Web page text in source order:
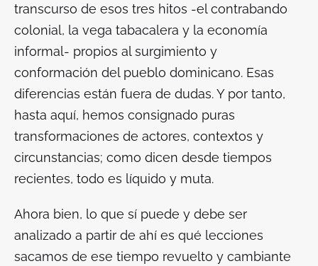
transcurso de esos tres hitos -el contrabando
colonial, la vega tabacalera y la economía
informal- propios al surgimiento y
conformación del pueblo dominicano. Esas
diferencias están fuera de dudas. Y por tanto,
hasta aquí, hemos consignado puras
transformaciones de actores, contextos y
circunstancias; como dicen desde tiempos
recientes, todo es líquido y muta.
Ahora bien, lo que sí puede y debe ser
analizado a partir de ahí es qué lecciones
sacamos de ese tiempo revuelto y cambiante